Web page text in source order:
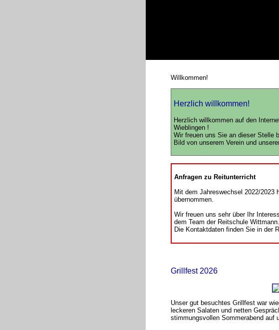
Willkommen!
Herzlich willkommen!
Herzlich willkommen auf den
Wieblingen !
Wir freuen uns Sie an dieser Stelle
Bild von unserem Verein und
Anfragen zu Reitunterricht
Mit dem Jahreswechsel 2022/2023
übernommen.
Wir freuen uns sehr über Ihr
dem Team der Reitschule Wittmann.
Die Kontaktdaten finden Sie in der
Grillfest 2026
Unser gut besuchtes Grillfest war
leckeren Salaten und netten
stimmungsvollen Sommerabend auf